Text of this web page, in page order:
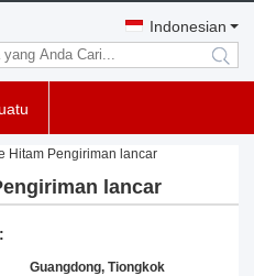
Indonesian
search
Hitam Pengiriman lancar
lancar
Guangdong, Tiongkok